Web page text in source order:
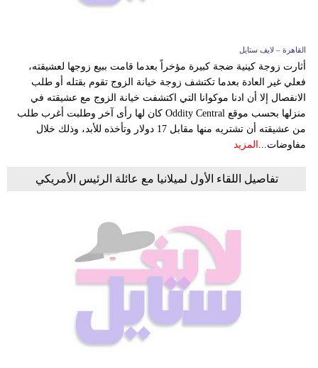
القاهرة – لايف ستايل
أثارت زوجة كينية ضجة كبيرة مؤخراً بعدما قامت ببيع زوجها لعشيقته،
فعلي غير العادة بعدما تكتشف زوجة خيانة الزوج تقوم بقتله أو طلب
الانفصال إلا أن ادنا موكوانا التي اكتشفت خيانة الزوج مع عشيقته في
منزلها بحسب موقع Oddity Central كان لها رأى آخر وطلبت أغرب طلب
من عشيقته أن تشتريه منها مقابل 17 دولار وتأخذه للأبد، وذلك خلال
مفاوضات... المزيد
تفاصيل اللقاء الأول لميلانيا مع عائلة الرئيس الأمريكي